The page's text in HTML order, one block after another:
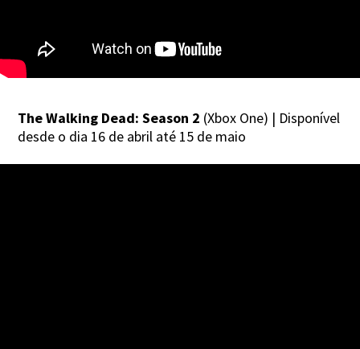
The Walking Dead: Season 2 (Xbox One) | Disponível
desde o dia 16 de abril até 15 de maio